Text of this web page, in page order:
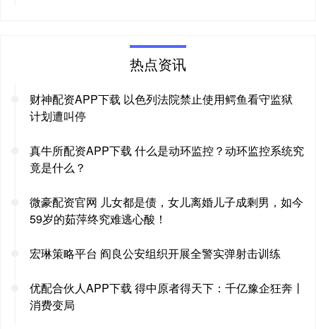
热点资讯
财神配资APP下载 以色列法院禁止使用鳄鱼看守监狱
计划遭叫停
真牛所配资APP下载 什么是动环监控？动环监控系统究
竟是什么？
微豪配资官网 儿女都是债，女儿离婚儿子成剩男，如今
59岁的茹萍终究难逃心酸！
宏琳策略平台 阎良公安组织开展全警实弹射击训练
优配合伙人APP下载 得中原者得天下：千亿豫企狂奔丨
消费变局